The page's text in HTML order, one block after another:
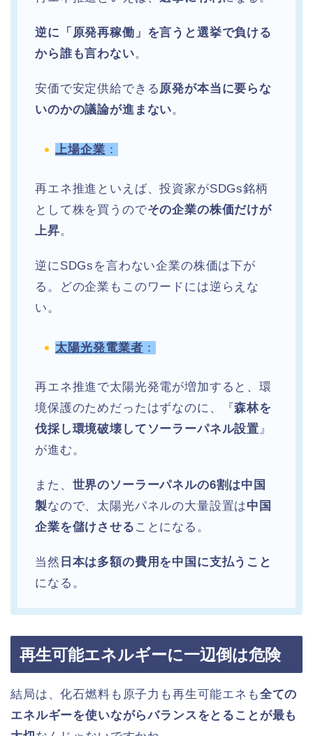
逆に「原発再稼働」を言うと選挙で負ける
から誰も言わない。
安価で安定供給できる原発が本当に要らな
いのかの議論が進まない。
上場企業 ：
再エネ推進といえば、投資家がSDGs銘柄
として株を買うのでその企業の株価だけが
上昇。
逆にSDGsを言わない企業の株価は下が
る。どの企業もこのワードには逆らえな
い。
太陽光発電業者 ：
再エネ推進で太陽光発電が増加すると、環
境保護のためだったはずなのに、『森林を
伐採し環境破壊してソーラーパネル設置』
が進む。
また、 世界のソーラーパネルの6割は中国
製なので、太陽光パネルの大量設置は中国
企業を儲けさせる ことになる。
当然 日本は多額の費用を中国に支払うこと
になる。
再生可能エネルギーに一辺倒は危険
結局は、化石燃料も原子力も再生可能エネも全ての
エネルギーを使いながらバランスをとることが最も